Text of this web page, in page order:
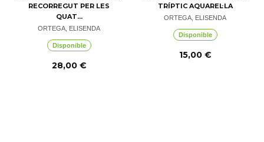
RECORREGUT PER LES
QUAT...
ORTEGA, ELISENDA
Disponible
28,00 €
TRÍPTIC AQUAREL·LA
ORTEGA, ELISENDA
Disponible
15,00 €